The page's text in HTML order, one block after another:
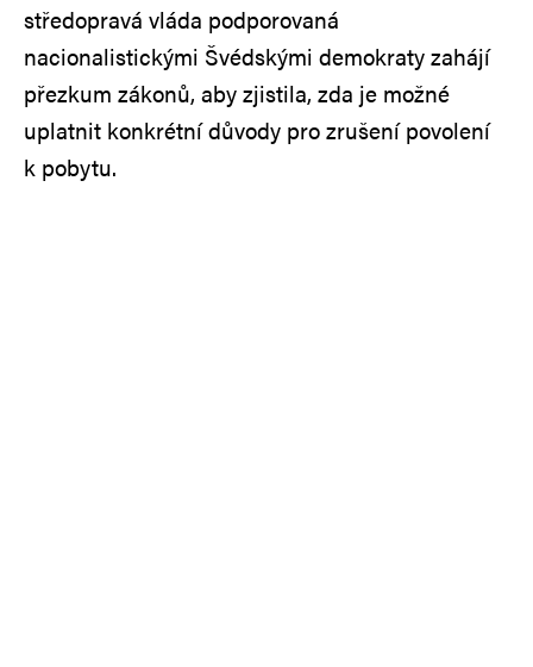
středopravá vláda podporovaná
nacionalistickými Švédskými demokraty zahájí
přezkum zákonů, aby zjistila, zda je možné
uplatnit konkrétní důvody pro zrušení povolení
k pobytu.